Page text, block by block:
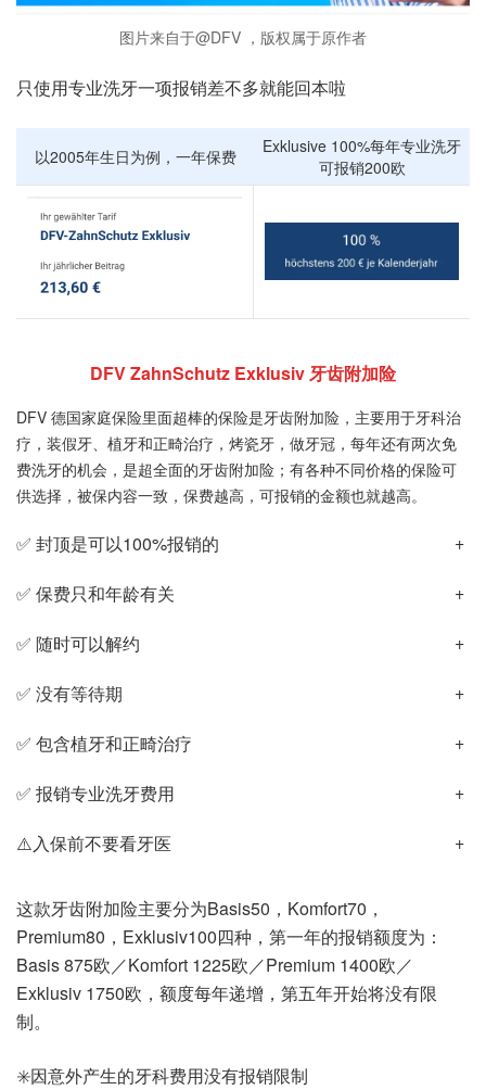
图片来自于@DFV ，版权属于原作者
只使用专业洗牙一项报销差不多就能回本啦
以2005年生日为例，一年保费
Exklusive 100%每年专业洗牙
可报销200欧
DFV ZahnSchutz Exklusiv 牙齿附加险
DFV 德国家庭保险里面超棒的保险是牙齿附加险，主要用于牙科治
疗，装假牙、植牙和正畸治疗，烤瓷牙，做牙冠，每年还有两次免
费洗牙的机会，是超全面的牙齿附加险；有各种不同价格的保险可
供选择，被保内容一致，保费越高，可报销的金额也就越高。
✅ 封顶是可以100%报销的
✅ 保费只和年龄有关
✅ 随时可以解约
✅ 没有等待期
✅ 包含植牙和正畸治疗
✅ 报销专业洗牙费用
⚠️入保前不要看牙医
这款牙齿附加险主要分为Basis50，Komfort70，
Premium80，Exklusiv100四种，第一年的报销额度为：
Basis 875欧／Komfort 1225欧／Premium 1400欧／
Exklusiv 1750欧，额度每年递增，第五年开始将没有限
制。
✳️因意外产生的牙科费用没有报销限制